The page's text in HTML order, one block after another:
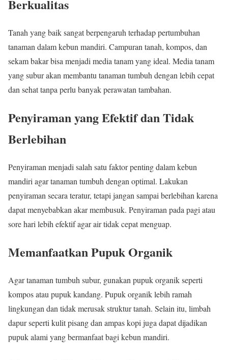
Berkualitas
Tanah yang baik sangat berpengaruh terhadap pertumbuhan
tanaman dalam kebun mandiri. Campuran tanah, kompos, dan
sekam bakar bisa menjadi media tanam yang ideal. Media tanam
yang subur akan membantu tanaman tumbuh dengan lebih cepat
dan sehat tanpa perlu banyak perawatan tambahan.
Penyiraman yang Efektif dan Tidak
Berlebihan
Penyiraman menjadi salah satu faktor penting dalam kebun
mandiri agar tanaman tumbuh dengan optimal. Lakukan
penyiraman secara teratur, tetapi jangan sampai berlebihan karena
dapat menyebabkan akar membusuk. Penyiraman pada pagi atau
sore hari lebih efektif agar air tidak cepat menguap.
Memanfaatkan Pupuk Organik
Agar tanaman tumbuh subur, gunakan pupuk organik seperti
kompos atau pupuk kandang. Pupuk organik lebih ramah
lingkungan dan tidak merusak struktur tanah. Selain itu, limbah
dapur seperti kulit pisang dan ampas kopi juga dapat dijadikan
pupuk alami yang bermanfaat bagi kebun mandiri.